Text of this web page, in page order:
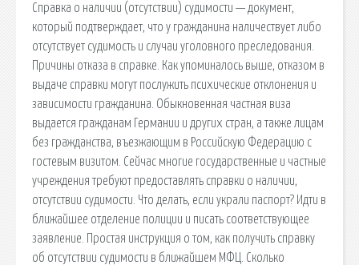
Справка о наличии (отсутствии) судимости — документ,
который подтверждает, что у гражданина наличествует либо
отсутствует судимость и случаи уголовного преследования.
Причины отказа в справке. Как упоминалось выше, отказом в
выдаче справки могут послужить психические отклонения и
зависимости гражданина. Обыкновенная частная виза
выдается гражданам Германии и других стран, а также лицам
без гражданства, въезжающим в Российскую Федерацию с
гостевым визитом. Сейчас многие государственные и частные
учреждения требуют предоставлять справки о наличии,
отсутствии судимости. Что делать, если украли паспорт? Идти в
ближайшее отделение полиции и писать соответствующее
заявление. Простая инструкция о том, как получить справку
об отсутствии судимости в ближайшем МФЦ. Сколько